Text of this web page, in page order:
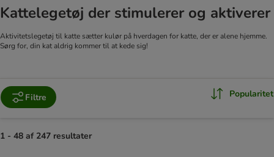
Kattelegetøj der stimulerer og aktiverer
Aktivitetslegetøj til katte sætter kulør på hverdagen for katte, der er alene hjemme.
Sørg for, din kat aldrig kommer til at kede sig!
Filtre Popularitet
1 - 48 af 247 resultater